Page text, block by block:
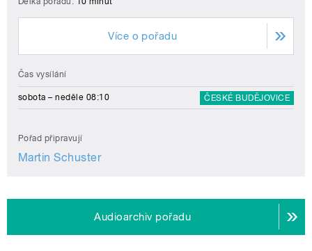
Více o pořadu
Čas vysílání
sobota – neděle 08:10 ČESKÉ BUDĚJOVICE
Pořad připravují
Martin Schuster
Audioarchiv pořadu